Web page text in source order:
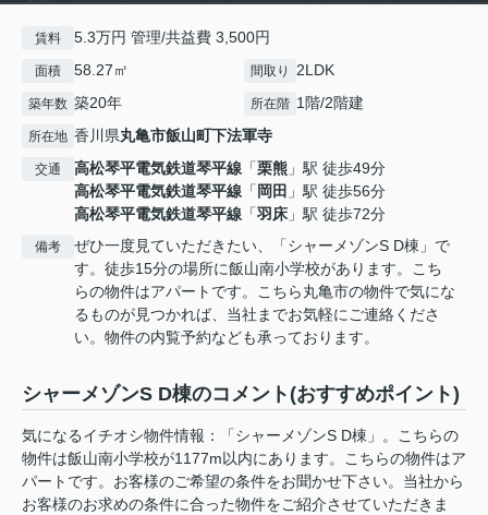
賃料 5.3万円 管理/共益費 3,500円
面積 58.27㎡ 間取り 2LDK
築年数 築20年 所在階 1階/2階建
所在地 香川県丸亀市飯山町下法軍寺
交通 高松琴平電気鉄道琴平線 「栗熊 」駅 徒歩49分
高松琴平電気鉄道琴平線 「 岡田 」駅 徒歩56分
高松琴平電気鉄道琴平線 「羽床 」駅 徒歩72分
備考
ぜひ一度見ていただきたい、「シャーメゾンS D棟」で
す。徒歩15分の場所に飯山南小学校があります。こち
らの物件はアパートです。こちら丸亀市の物件で気にな
るものが見つかれば、当社までお気軽にご連絡くださ
い。物件の内覧予約なども承っております。
シャーメゾンS D棟のコメント(おすすめポイント)
気になるイチオシ物件情報：「シャーメゾンS D棟」。こちらの
物件は飯山南小学校が1177m以内にあります。こちらの物件はア
パートです。お客様のご希望の条件をお聞かせ下さい。当社から
お客様のお求めの条件に合った物件をご紹介させていただきま